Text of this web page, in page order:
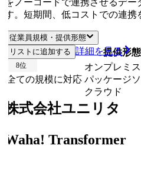
ノーコードで連携させるデー
。短期間、低コストでの連携を
従業員規模・提供形態
従業員規模 提供形態
ての規模に対応
オンプレミス
パッケージソ
クラウド
リストに追加する 詳細を見る
位
式会社ユニリタ
Transformer